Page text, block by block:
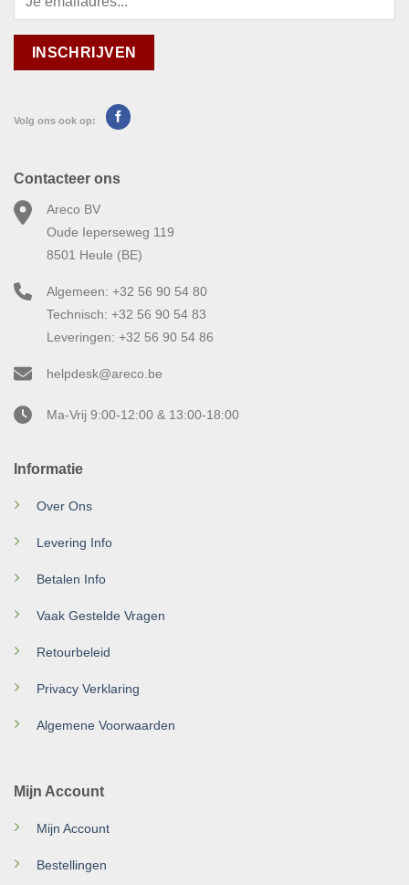
Volg ons ook op:
Informatie
Over Ons
Levering Info
Betalen Info
Vaak Gestelde Vragen
Retourbeleid
Privacy Verklaring
Algemene Voorwaarden
Mijn Account
Mijn Account
Bestellingen
Contacteer ons
Areco BV
Oude Ieperseweg 119
8501 Heule (BE)
Algemeen: +32 56 90 54 80
Technisch: +32 56 90 54 83
Leveringen: +32 56 90 54 86
helpdesk@areco.be
Ma-Vrij 9:00-12:00 & 13:00-18:00